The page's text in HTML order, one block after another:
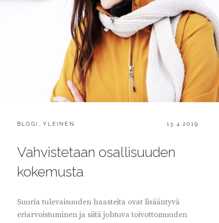
CATEGORIES:
BLOGI ,YLEINEN
POSTED
13.4.2019
Vahvistetaan osallisuuden
kokemusta
Suuria tulevaisuuden haasteita ovat lisääntyvä
eriarvoistuminen ja siitä johtuva toivottomuuden